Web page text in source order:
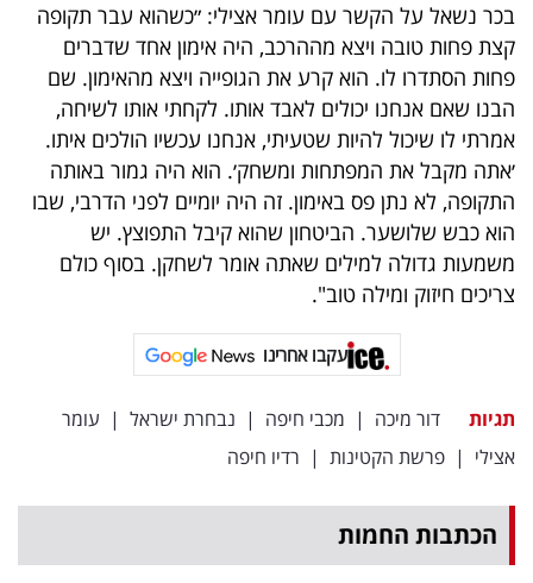
בכר נשאל על הקשר עם עומר אצילי: ״כשהוא עבר תקופה
קצת פחות טובה ויצא מההרכב, היה אימון אחד שדברים
פחות הסתדרו לו. הוא קרע את הגופייה ויצא מהאימון. שם
הבנו שאם אנחנו יכולים לאבד אותו. לקחתי אותו לשיחה,
אמרתי לו שיכול להיות שטעיתי, אנחנו עכשיו הולכים איתו.
׳אתה מקבל את המפתחות ומשחק׳. הוא היה גמור באותה
התקופה, לא נתן פס באימון. זה היה יומיים לפני הדרבי, שבו
הוא כבש שלושער. הביטחון שהוא קיבל התפוצץ. יש
משמעות גדולה למילים שאתה אומר לשחקן. בסוף כולם
צריכים חיזוק ומילה טוב".
עקבו אחרינו
תגיות דור מיכה | מכבי חיפה | נבחרת ישראל | עומר
אצילי | פרשת הקטינות | רדיו חיפה
הכתבות החמות